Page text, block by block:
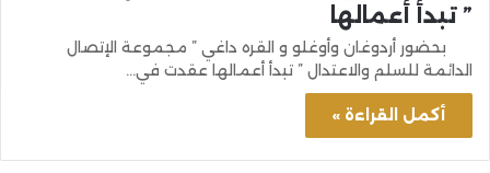
” تبدأ أعمالها
بحضور أردوغان وأوغلو و القره داغي ” مجموعة الإتصال
الدائمة للسلم والاعتدال ” تبدأ أعمالها عقدت في…
أكمل القراءة »